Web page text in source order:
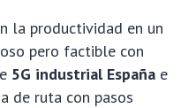
la productividad en un
pero factible con
5G industrial España e
de ruta con pasos